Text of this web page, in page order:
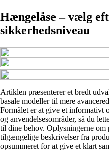
Hængelåse – vælg
sikkerhedsniveau
Artiklen præsenterer et bredt
basale modeller til mere
Formålet er at give et informativt
og anvendelsesområder, så du
til dine behov. Oplysningerne om
tilgængelige beskrivelser fra
opsummeret for at give et klart